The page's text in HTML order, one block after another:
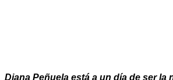
Diana Peñuela está a un día de ser la